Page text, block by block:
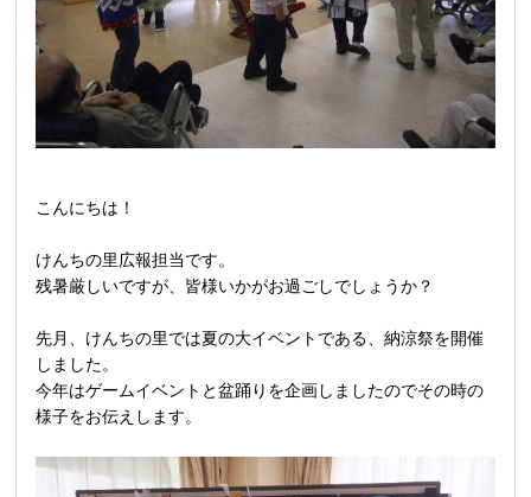
こんにちは！
けんちの里広報担当です。
残暑厳しいですが、皆様いかがお過ごしでしょうか？
先月、けんちの里では夏の大イベントである、納涼祭を開催
しました。
今年はゲームイベントと盆踊りを企画しましたのでその時の
様子をお伝えします。